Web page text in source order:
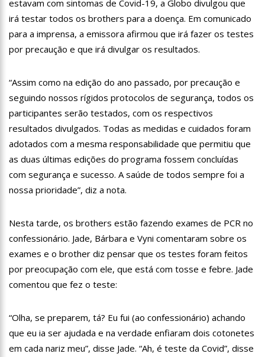
Dia Mundial da Hipertensão: SES-AM orienta sobre
prevenção e tratamento adequado da doença
Professores do AM entram em greve e cobram reajuste
salarial de 25%
Troup Caprichoso e Corpo de Dança Caprichoso (CDC)
13:07
Greve de ônibus é suspensa a pedido do prefeito de
Manaus
12:55
PIB do Japão registra crescimento pela primeira vez em 3
trimestres
12:49 Anitta diz que ficou dez meses sem sexo e revela como se
12:23 Influenciadora e ex são encontrados mortos em carro no
interior de SP
14:56 Vídeo: Reação de Ana Clara após não pegar buquê em
casamento viraliza: “Filho da put*! Nojento!”
11:59 Empresário ‘Passarão’, dono do porto Chibatão, morre em
estavam com sintomas de Covid-19, a Globo divulgou que
irá testar todos os brothers para a doença. Em comunicado
para a imprensa, a emissora afirmou que irá fazer os testes
por precaução e que irá divulgar os resultados.
“Assim como na edição do ano passado, por precaução e
seguindo nossos rígidos protocolos de segurança, todos os
participantes serão testados, com os respectivos
resultados divulgados. Todas as medidas e cuidados foram
adotados com a mesma responsabilidade que permitiu que
as duas últimas edições do programa fossem concluídas
com segurança e sucesso. A saúde de todos sempre foi a
nossa prioridade”, diz a nota.
Nesta tarde, os brothers estão fazendo exames de PCR no
confessionário. Jade, Bárbara e Vyni comentaram sobre os
exames e o brother diz pensar que os testes foram feitos
por preocupação com ele, que está com tosse e febre. Jade
comentou que fez o teste:
“Olha, se preparem, tá? Eu fui (ao confessionário) achando
que eu ia ser ajudada e na verdade enfiaram dois cotonetes
em cada nariz meu”, disse Jade. “Ah, é teste da Covid”, disse